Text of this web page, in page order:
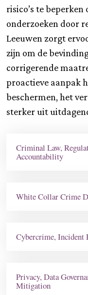
risico’s te
onderzoeken door
Leeuwen zorgt
zijn om de
corrigerende
proactieve aanpak
beschermen, het
sterker uit
Criminal Law,
Accountability
White Collar Crime
Cybercrime,
Privacy, Data
Mitigation